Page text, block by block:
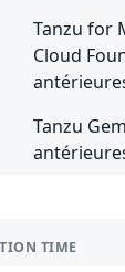
Tanzu for
Cloud
Tanzu
TIME